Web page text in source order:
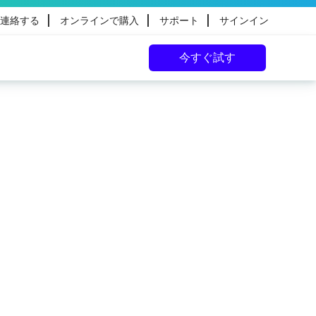
絡する | オンラインで購入 | サポート | サインイン
今すぐ試す